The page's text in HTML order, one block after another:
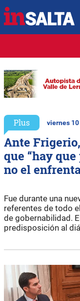
Plus viernes
Ante
que “hay
no el
Fue durante una
referentes de todo
de gobernabilidad.
predisposición al